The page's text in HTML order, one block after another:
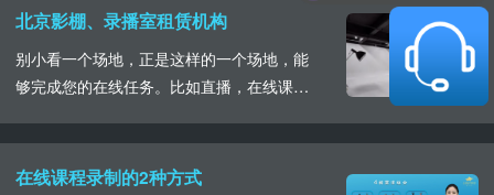
的课程录制设备都有什么我们具体详细的了
机，摄像机的使用决定着最终成片画面的清
晰度，课程的呈现在画面上尤为重要，既展
现丰富的知识内容，也......
北京影棚、录播室租赁机构
别小看一个场地，正是这样的一个场地，能
够完成您的在线任务。比如直播，在线课程
等，在现在这个大环境下，“线上表演”以
及“线上学习”备受青睐，而影棚、录播演播
在线课程录制的2种方式